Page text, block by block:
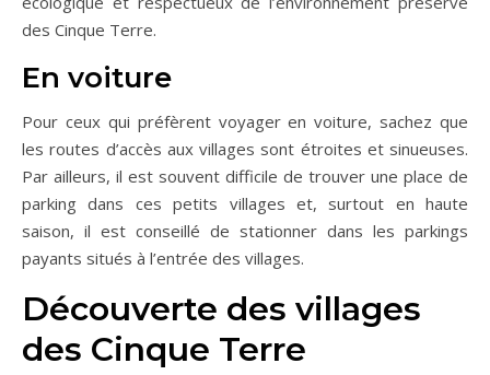
des Cinque Terre.
En voiture
Pour ceux qui préfèrent voyager en voiture, sachez que
les routes d’accès aux villages sont étroites et sinueuses.
Par ailleurs, il est souvent difficile de trouver une place de
parking dans ces petits villages et, surtout en haute
saison, il est conseillé de stationner dans les parkings
payants situés à l’entrée des villages.
Découverte des villages
des Cinque Terre